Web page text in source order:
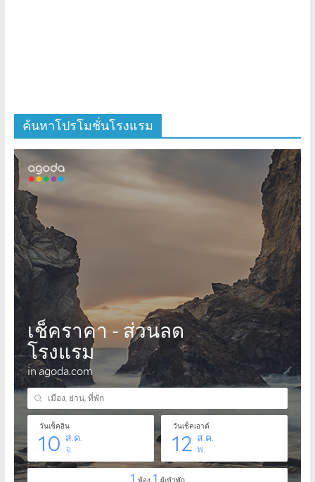
ค้นหาโปรโมชั่นโรงแรม